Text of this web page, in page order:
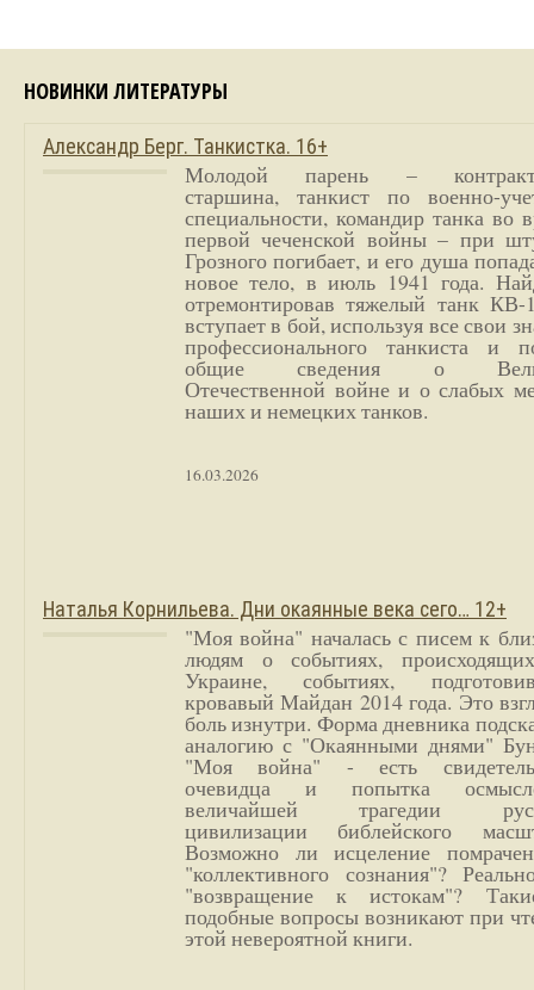
НОВИНКИ ЛИТЕРАТУРЫ
Александр Берг. Танкистка. 16+
Молодой парень –
старшина, танкист по военно-
специальности, командир танка во
первой чеченской войны – при
Грозного погибает, и его душа
новое тело, в июль 1941 года.
отремонтировав тяжелый танк
вступает в бой, используя все свои
профессионального танкиста и
общие сведения о
Отечественной войне и о слабых
наших и немецких танков.
16.03.2026
Наталья Корнильева. Дни окаянные века сего… 12+
"Моя война" началась с писем к
людям о событиях,
Украине, событиях,
кровавый Майдан 2014 года. Это
боль изнутри. Форма дневника
аналогию с "Окаянными днями"
"Моя война" - есть
очевидца и попытка
величайшей трагедии
цивилизации библейского
Возможно ли исцеление
"коллективного сознания"?
"возвращение к истокам"?
подобные вопросы возникают при
этой невероятной книги.